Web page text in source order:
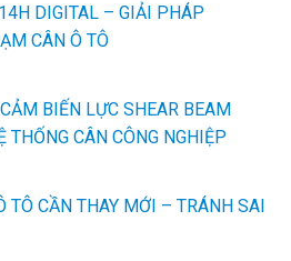
DIGITAL – GIẢI PHÁP
CÂN Ô TÔ
BIẾN LỰC SHEAR BEAM
THỐNG CÂN CÔNG NGHIỆP
TÔ CẦN THAY MỚI – TRÁNH SAI